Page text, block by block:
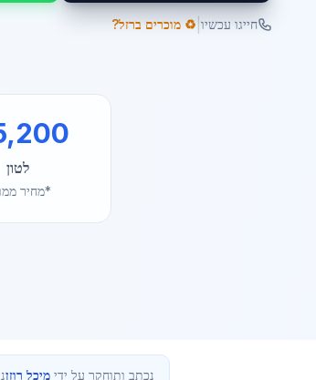
חייגו עכשיו ♻️ מוכרים ברזל?
לטון
*מחיר
נכתב ותוחקר על ידי מיכל רוזן